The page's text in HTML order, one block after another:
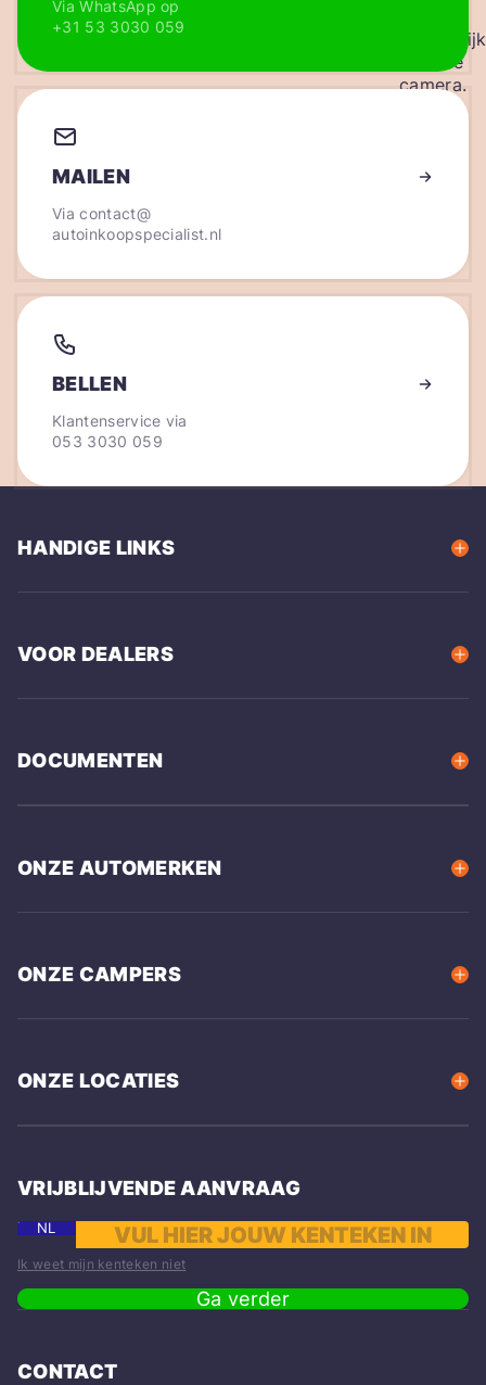
Via WhatsApp op
+31 53 3030 059
MAILEN
Viacontact@
autoinkoopspecialist.nl
BELLEN
Klantenservice via
053 3030 059
HANDIGE LINKS
VOOR DEALERS
DOCUMENTEN
ONZE AUTOMERKEN
ONZE CAMPERS
ONZE LOCATIES
VRIJBLIJVENDE AANVRAAG
NL
Ik weet mijn kenteken niet
Ga verder
CONTACT